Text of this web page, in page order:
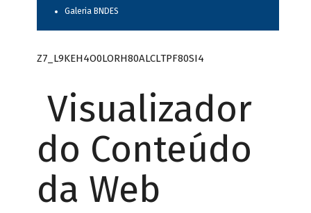
Galeria BNDES
Z7_L9KEH4O0LORH80ALCLTPF80SI4
Visualizador
do Conteúdo
da Web